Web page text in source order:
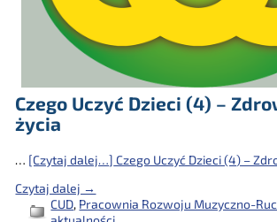
Czego Uczyć Dzieci (4) –
życia
… [Czytaj dalej…] Czego Uczyć Dzieci (4) –
Czytaj dalej →
CUD, Pracownia Rozwoju Muzyczno-